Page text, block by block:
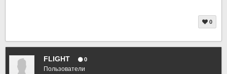
0
FLIGHT 0
Пользователи